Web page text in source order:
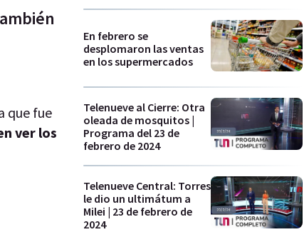
que fue
ver los
En febrero se
desplomaron las ventas
en los supermercados
Telenueve al Cierre: Otra
oleada de mosquitos |
Programa del 23 de
febrero de 2024
Telenueve Central: Torres
le dio un ultimátum a
Milei | 23 de febrero de
2024